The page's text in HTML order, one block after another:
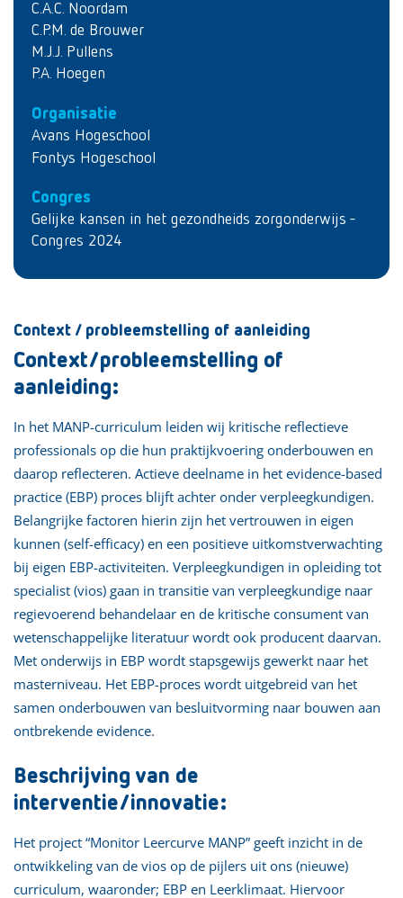
C.A.C. Noordam
C.P.M. de Brouwer
M.J.J. Pullens
P.A. Hoegen
Organisatie
Avans Hogeschool
Fontys Hogeschool
Congres
Gelijke kansen in het gezondheids zorgonderwijs -
Congres 2024
Context / probleemstelling of aanleiding
Context/probleemstelling of
aanleiding:
In het MANP-curriculum leiden wij kritische reflectieve
professionals op die hun praktijkvoering onderbouwen en
daarop reflecteren. Actieve deelname in het evidence-based
practice (EBP) proces blijft achter onder verpleegkundigen.
Belangrijke factoren hierin zijn het vertrouwen in eigen
kunnen (self-efficacy) en een positieve uitkomstverwachting
bij eigen EBP-activiteiten. Verpleegkundigen in opleiding tot
specialist (vios) gaan in transitie van verpleegkundige naar
regievoerend behandelaar en de kritische consument van
wetenschappelijke literatuur wordt ook producent daarvan.
Met onderwijs in EBP wordt stapsgewijs gewerkt naar het
masterniveau. Het EBP-proces wordt uitgebreid van het
samen onderbouwen van besluitvorming naar bouwen aan
ontbrekende evidence.
Beschrijving van de
interventie/innovatie:
Het project “Monitor Leercurve MANP” geeft inzicht in de
ontwikkeling van de vios op de pijlers uit ons (nieuwe)
curriculum, waaronder; EBP en Leerklimaat. Hiervoor